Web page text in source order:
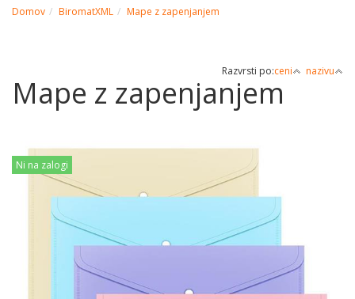
Domov BiromatXML Mape z zapenjanjem
Razvrsti po:ceni nazivu
Mape z zapenjanjem
Ni na zalogi